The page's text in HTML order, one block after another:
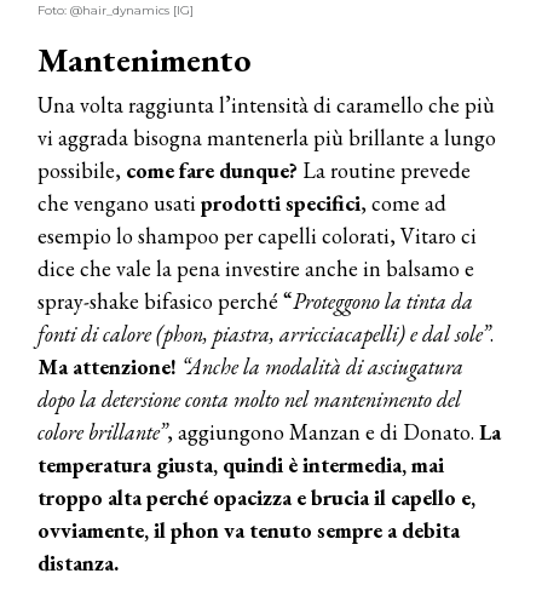
Foto: @hair_dynamics [IG]
Mantenimento
Una volta raggiunta l’intensità di caramello che più
vi aggrada bisogna mantenerla più brillante a lungo
possibile, come fare dunque? La routine prevede
che vengano usatiprodotti specifici, come ad
esempio lo shampoo per capelli colorati, Vitaro ci
dice che vale la pena investire anche in balsamo e
spray-shake bifasico perché “Proteggono la tinta da
fonti di calore (phon, piastra, arricciacapelli) e dal sole”.
Ma attenzione! “Anche la modalità di asciugatura
dopo la detersione conta molto nel mantenimento del
colore brillante”, aggiungono Manzan e di Donato. La
temperatura giusta, quindi è intermedia, mai
troppo alta perché opacizza e brucia il capello e,
ovviamente, il phon va tenuto sempre a debita
distanza.
TEMI
DYSON
Dyson presenta la nuova collezione
pervinca e rosé per Natale
Continua la carrellata di look firmati
Cotril alla Festa del Cinema di Roma
TONI&GUY
A Natale regala una doppia
TONI&GUY “Feel Good Experience”!
TONI&GUY
LABEL.M lancia la sua innovativa ed
eco-sostenibile linea di prodotti
professionali
DAVINES
Davines presenta cofanetti beauty